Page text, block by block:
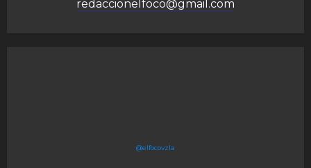
redaccionelfoco@gmail.com
@elfocovzla